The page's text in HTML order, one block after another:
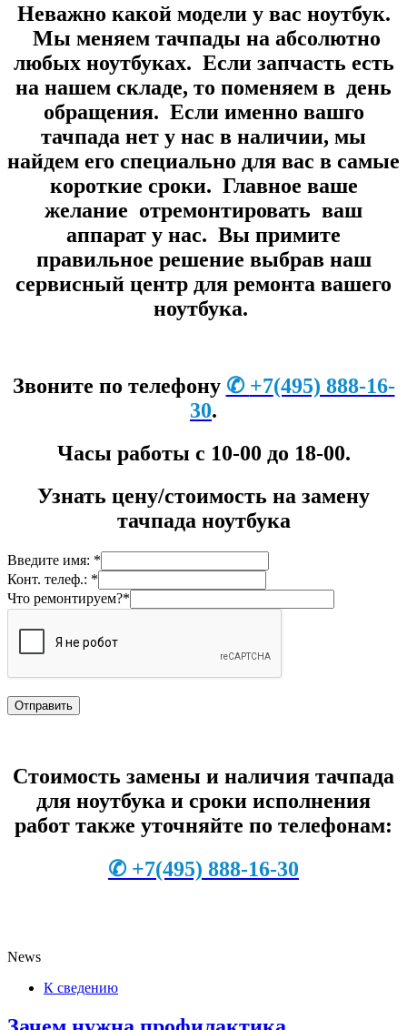
Неважно какой модели у вас ноутбук.
Мы меняем тачпады на абсолютно
любых ноутбуках. Если запчасть есть
на нашем складе, то поменяем в день
обращения. Если именно вашго
тачпада нет у нас в наличии, мы
найдем его специально для вас в самые
короткие сроки. Главное ваше
желание отремонтировать ваш
аппарат у нас. Вы примите
правильное решение выбрав наш
сервисный центр для ремонта вашего
ноутбука.
Звоните по телефону ✆ +7(495) 888-16-
30.
Часы работы с 10-00 до 18-00.
Узнать цену/стоимость на замену
тачпада ноутбука
Введите имя: *
Конт. телеф.: *
Что ремонтируем?*
Стоимость замены и наличия тачпада
для ноутбука и сроки исполнения
работ также уточняйте по телефонам:
✆ +7(495) 888-16-30
News
К сведению